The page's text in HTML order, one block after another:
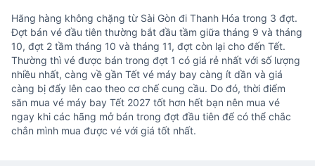
Hãng hàng không chặng từ Sài Gòn đi Thanh Hóa trong 3 đợt.
Đợt bán vé đầu tiên thường bắt đầu tầm giữa tháng 9 và tháng
10, đợt 2 tầm tháng 10 và tháng 11, đợt còn lại cho đến Tết.
Thường thì vé được bán trong đợt 1 có giá rẻ nhất với số lượng
nhiều nhất, càng về gần Tết vé máy bay càng ít dần và giá
càng bị đẩy lên cao theo cơ chế cung cầu. Do đó, thời điểm
săn mua vé máy bay Tết 2027 tốt hơn hết bạn nên mua vé
ngay khi các hãng mở bán trong đợt đầu tiên để có thể chắc
chắn mình mua được vé với giá tốt nhất.